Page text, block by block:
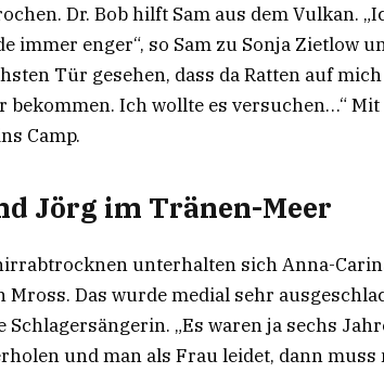
Dr. Bob hilft Sam aus dem Vulkan.
immer enger“, so Sam zu Sonja Zietlow
Tür gesehen, dass da Ratten auf
bekommen. Ich wollte es versuchen…“
Camp.
Jörg im Tränen-Meer
unterhalten sich Anna-
Mross. Das wurde medial sehr
„Es waren ja sechs
und man als Frau leidet, dann